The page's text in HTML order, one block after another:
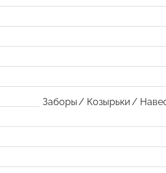
Заборы Козырьки